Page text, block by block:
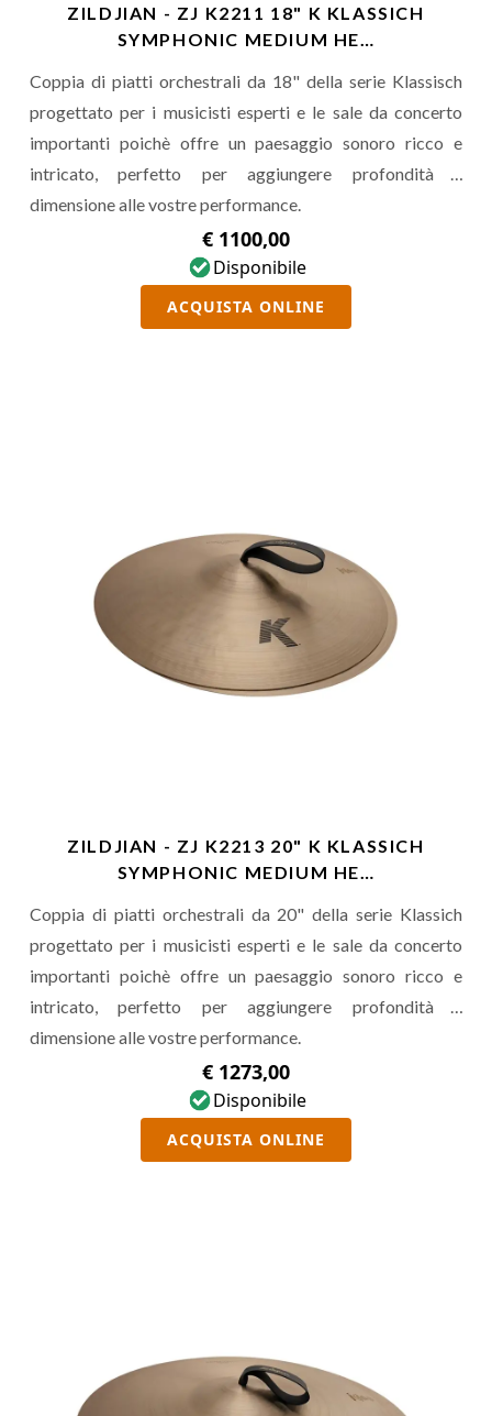
ZILDJIAN - ZJ K2211 18" K KLASSICH
SYMPHONIC MEDIUM HE…
Coppia di piatti orchestrali da 18" della serie Klassisch
progettato per i musicisti esperti e le sale da concerto
importanti poichè offre un paesaggio sonoro ricco e
intricato, perfetto per aggiungere profondità e
dimensione alle vostre performance.
€ 1100,00
Disponibile
ACQUISTA ONLINE
ZILDJIAN - ZJ K2213 20" K KLASSICH
SYMPHONIC MEDIUM HE…
Coppia di piatti orchestrali da 20" della serie Klassich
progettato per i musicisti esperti e le sale da concerto
importanti poichè offre un paesaggio sonoro ricco e
intricato, perfetto per aggiungere profondità e
dimensione alle vostre performance.
€ 1273,00
Disponibile
ACQUISTA ONLINE